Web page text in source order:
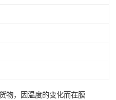
物，因温度的变化而在膜